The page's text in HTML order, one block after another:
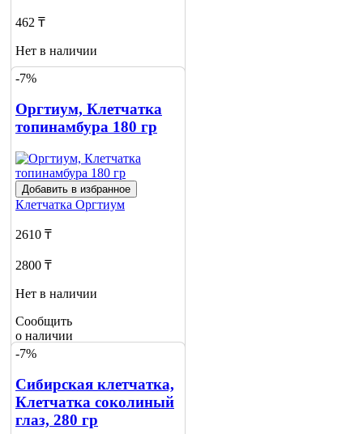
462 ₸
Нет в наличии
Сообщить
-7%
Оргтиум, Клетчатка
топинамбура 180 гр
Добавить в избранное
Клетчатка Оргтиум
2610 ₸
2800 ₸
Нет в наличии
Сообщить
о наличии
-7%
Сибирская клетчатка,
Клетчатка соколиный
глаз, 280 гр